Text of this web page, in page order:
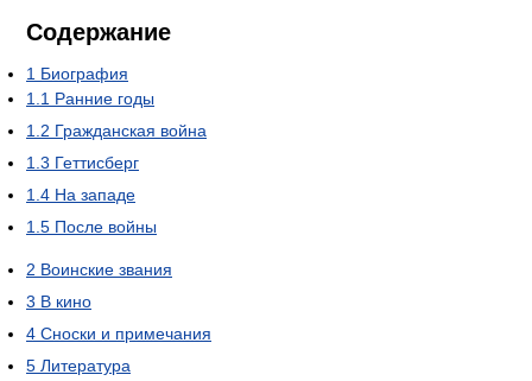
Содержание
1 Биография
1.1 Ранние годы
1.2 Гражданская война
1.3 Геттисберг
1.4 На западе
1.5 После войны
2 Воинские звания
3 В кино
4 Сноски и примечания
5 Литература